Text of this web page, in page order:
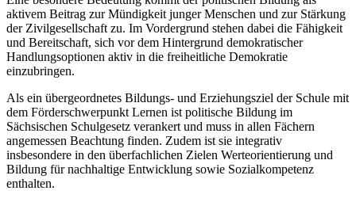
aktivem Beitrag zur Mündigkeit junger Menschen und zur Stärkung
der Zivilgesellschaft zu. Im Vordergrund stehen dabei die Fähigkeit
und Bereitschaft, sich vor dem Hintergrund demokratischer
Handlungsoptionen aktiv in die freiheitliche Demokratie
einzubringen.
Als ein übergeordnetes Bildungs- und Erziehungsziel der Schule mit
dem Förderschwerpunkt Lernen ist politische Bildung im
Sächsischen Schulgesetz verankert und muss in allen Fächern
angemessen Beachtung finden. Zudem ist sie integrativ
insbesondere in den überfachlichen Zielen Werteorientierung und
Bildung für nachhaltige Entwicklung sowie Sozialkompetenz
enthalten.